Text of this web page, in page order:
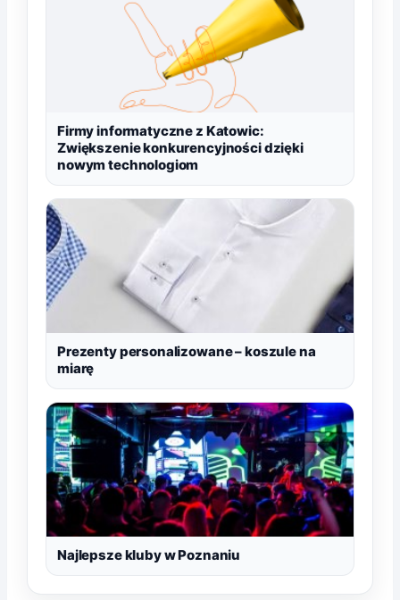
Firmy informatyczne z Katowic:
Zwiększenie konkurencyjności dzięki
nowym technologiom
Prezenty personalizowane – koszule na
miarę
Najlepsze kluby w Poznaniu